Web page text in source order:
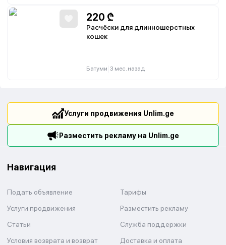
220 ₾
Расчёски для длинношерстных
кошек
Батуми 3 мес. назад
Услуги продвижения Unlim.ge
Разместить рекламу на Unlim.ge
Навигация
Подать объявление
Тарифы
Услуги продвижения
Разместить рекламу
Статьи
Служба поддержки
Условия возврата и возврат
Доставка и оплата